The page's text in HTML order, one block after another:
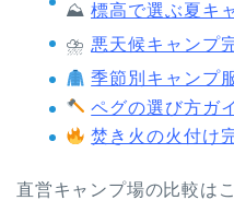
⛰ 標高で選ぶ夏キ
⛈ 悪天候キャンプ
季節別キャンプ
ペグの選び方ガ
焚き火の火付け
直営キャンプ場の比較は